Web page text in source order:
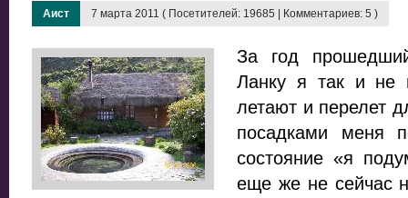
Аист 7 марта 2011 ( Посетителей: 19685 | Комментариев: 5 )
За год
Ланку я так и не
летают и перелет
посадками меня
состояние «я
еще же не сейчас